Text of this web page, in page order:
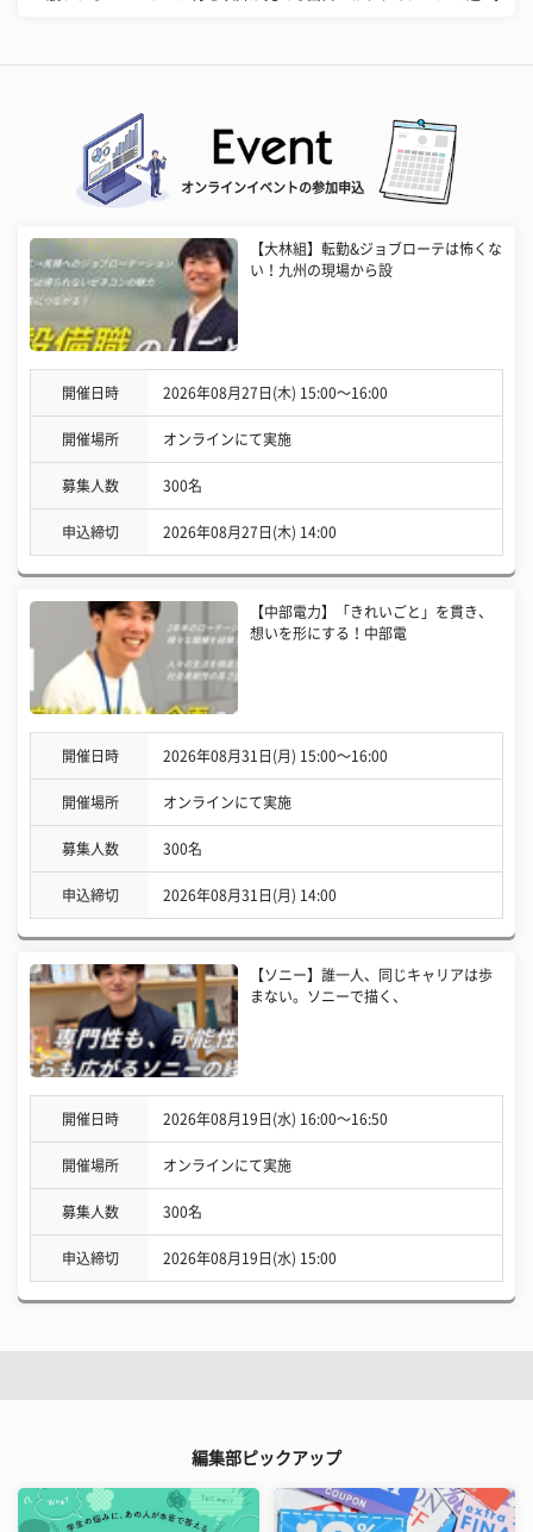
オンラインイベントの参加申込
【大林組】転勤&ジョブローテは怖くな
い！九州の現場から設
開催日時 2026年08月27日(木) 15:00〜16:00
開催場所 オンラインにて実施
募集人数 300名
申込締切 2026年08月27日(木) 14:00
【中部電力】「きれいごと」を貫き、
想いを形にする！中部電
開催日時 2026年08月31日(月) 15:00〜16:00
開催場所 オンラインにて実施
募集人数 300名
申込締切 2026年08月31日(月) 14:00
【ソニー】誰一人、同じキャリアは歩
まない。ソニーで描く、
開催日時 2026年08月19日(水) 16:00〜16:50
開催場所 オンラインにて実施
募集人数 300名
申込締切 2026年08月19日(水) 15:00
編集部ピックアップ